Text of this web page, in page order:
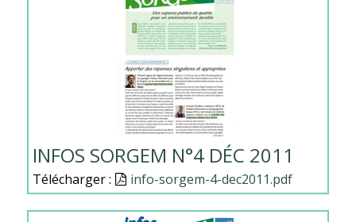
INFOS SORGEM N°4 DÉC 2011
Télécharger : Document
info-sorgem-4-dec2011.pdf